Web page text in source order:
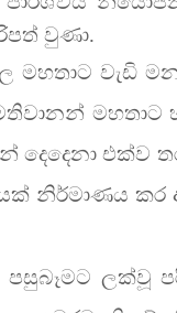
වුණා.
මහතාට
මහතාට
එක්ව
නිර්මාණය කර
පසුබෑමට